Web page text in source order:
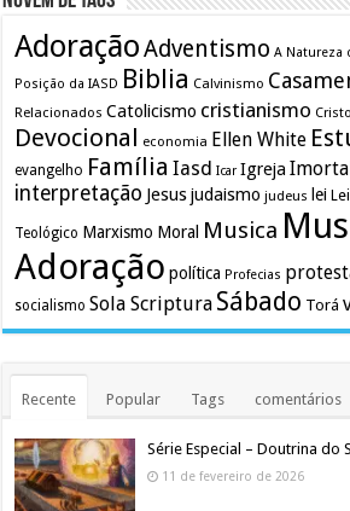
AdoraçãoAdventismo A Natureza
Posição da IASD Biblia Calvinismo
Relacionados Catolicismo cristianismo Cristo
Devocional economia Ellen White
evangelho Família Iasd Icar Igreja
interpretação Jesusjudaismo judeus lei
Teológico Marxismo Moral Musica
Adoração política Profecias
socialismo Sola Scriptura Sábado Torá
Recente Popular Tags comentários
Série Especial – Doutrina do
11 de fevereiro de 2026